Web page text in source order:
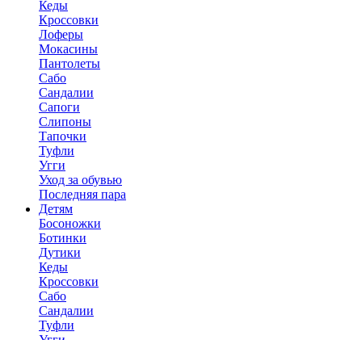
Кеды
Кроссовки
Лоферы
Мокасины
Пантолеты
Сабо
Сандалии
Сапоги
Слипоны
Тапочки
Туфли
Угги
Уход за обувью
Последняя пара
Детям
Босоножки
Ботинки
Дутики
Кеды
Кроссовки
Сабо
Сандалии
Туфли